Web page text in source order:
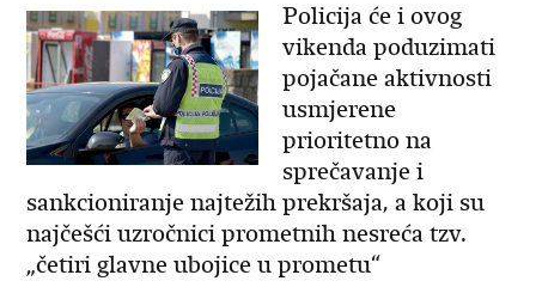
Policija će i ovog
vikenda poduzimati
pojačane aktivnosti
usmjerene
prioritetno na
sprečavanje i
sankcioniranje najtežih prekršaja, a koji su
najčešći uzročnici prometnih nesreća tzv.
„četiri glavne ubojice u prometu“